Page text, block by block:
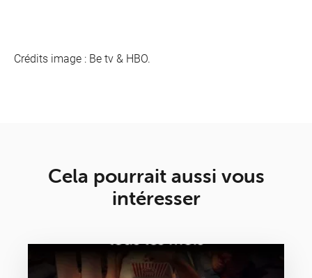
Crédits image : Be tv & HBO.
Cela pourrait aussi vous
intéresser